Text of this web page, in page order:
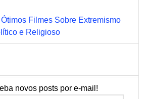
Ótimos Filmes Sobre Extremismo
e Religioso
novos posts por e-mail!